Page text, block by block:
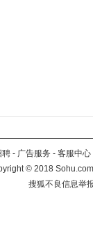
聘 - 广告服务 - 客服中心
©2018
搜狐不良信息举